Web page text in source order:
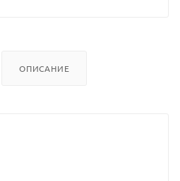
ОПИСАНИЕ